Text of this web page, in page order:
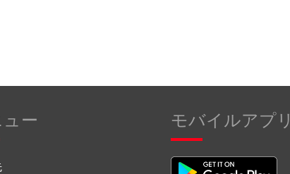
ュー モバイルアプリ